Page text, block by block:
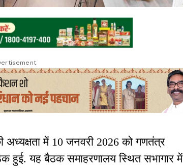
अध्यक्षता में 10 जनवरी 2026 को गणतंत्र
हुई. यह बैठक समाहरणालय स्थित सभागार में